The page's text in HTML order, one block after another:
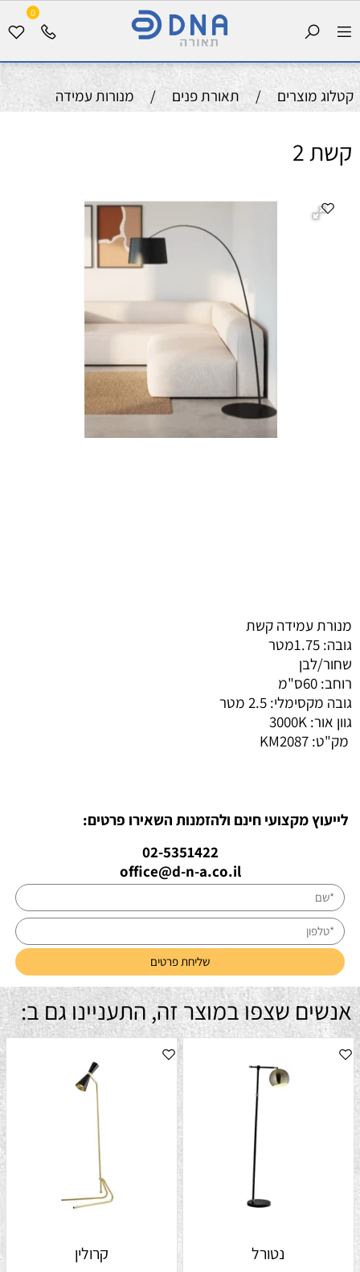
0
קטלוג מוצרים / תאורת פנים / מנורות עמידה
קשת 2
מנורת עמידה קשת
גובה: 1.75מטר
שחור/לבן
רוחב: 60ס"מ
גובה מקסימלי: 2.5 מטר
גוון אור: 3000K
מק"ט: KM2087
לייעוץ מקצועי חינם ולהזמנות השאירו פרטים:
02-5351422
office@d-n-a.co.il
אנשים שצפו במוצר זה, התעניינו גם ב:
נטורל קרולין